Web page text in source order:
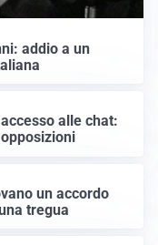
addio a un
alle chat:
un accordo
tregua